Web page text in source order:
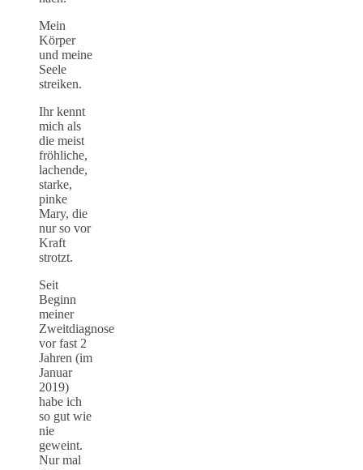
Mein
Körper
und meine
Seele
streiken.
Ihr kennt
mich als
die meist
fröhliche,
lachende,
starke,
pinke
Mary, die
nur so vor
Kraft
strotzt.
Seit
Beginn
meiner
Zweitdiagnose
vor fast 2
Jahren (im
Januar
2019)
habe ich
so gut wie
nie
geweint.
Nur mal